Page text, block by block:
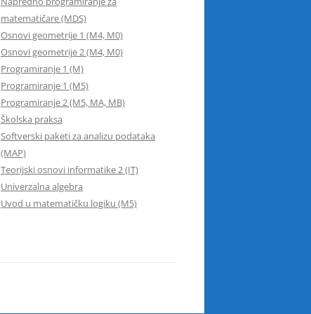
matematičare (MDS)
Osnovi geometrije 1 (M4, M0)
Osnovi geometrije 2 (M4, M0)
Programiranje 1 (M)
Programiranje 1 (M5)
Programiranje 2 (M5, MA, MB)
Školska praksa
Softverski paketi za analizu podataka
(MAP)
Teorijski osnovi informatike 2 (IT)
Univerzalna algebra
Uvod u matematičku logiku (M5)